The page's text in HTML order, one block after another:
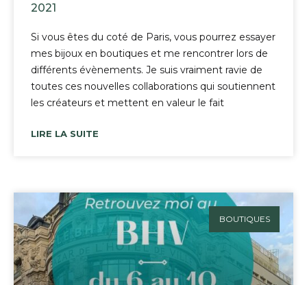
2021
Si vous êtes du coté de Paris, vous pourrez essayer
mes bijoux en boutiques et me rencontrer lors de
différents évènements. Je suis vraiment ravie de
toutes ces nouvelles collaborations qui soutiennent
les créateurs et mettent en valeur le fait
LIRE LA SUITE
BOUTIQUES